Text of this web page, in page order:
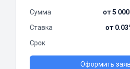
Сумма
от 5
Ставка
от
Срок
Оформить